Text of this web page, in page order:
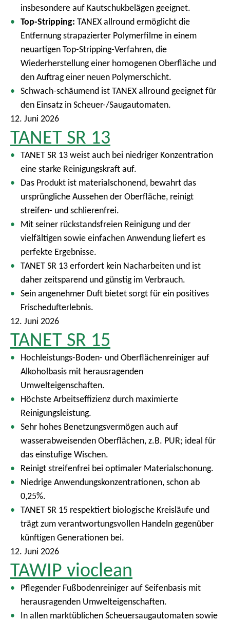
insbesondere auf Kautschukbelägen geeignet.
Top-Stripping: TANEX allround ermöglicht die
Entfernung strapazierter Polymerfilme in einem
neuartigen Top-Stripping-Verfahren, die
Wiederherstellung einer homogenen Oberfläche und
den Auftrag einer neuen Polymerschicht.
Schwach-schäumend ist TANEX allround geeignet für
den Einsatz in Scheuer-/Saugautomaten.
12. Juni 2026
TANET SR 13
TANET SR 13 weist auch bei niedriger Konzentration
eine starke Reinigungskraft auf.
Das Produkt ist materialschonend, bewahrt das
ursprüngliche Aussehen der Oberfläche, reinigt
streifen- und schlierenfrei.
Mit seiner rückstandsfreien Reinigung und der
vielfältigen sowie einfachen Anwendung liefert es
perfekte Ergebnisse.
TANET SR 13 erfordert kein Nacharbeiten und ist
daher zeitsparend und günstig im Verbrauch.
Sein angenehmer Duft bietet sorgt für ein positives
Frischedufterlebnis.
12. Juni 2026
TANET SR 15
Hochleistungs-Boden- und Oberflächenreiniger auf
Alkoholbasis mit herausragenden
Umwelteigenschaften.
Höchste Arbeitseffizienz durch maximierte
Reinigungsleistung.
Sehr hohes Benetzungsvermögen auch auf
wasserabweisenden Oberflächen, z.B. PUR; ideal für
das einstufige Wischen.
Reinigt streifenfrei bei optimaler Materialschonung.
Niedrige Anwendungskonzentrationen, schon ab
0,25%.
TANET SR 15 respektiert biologische Kreisläufe und
trägt zum verantwortungsvollen Handeln gegenüber
künftigen Generationen bei.
12. Juni 2026
TAWIP vioclean
Pflegender Fußbodenreiniger auf Seifenbasis mit
herausragenden Umwelteigenschaften.
In allen marktüblichen Scheuersaugautomaten sowie